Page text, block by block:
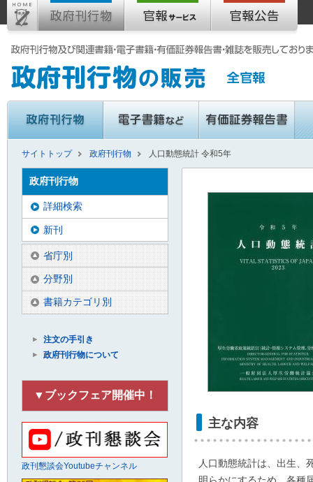
サイトトップ 政府刊行物 人口動態統計 令和5年
主な内容
人口動態統計は、出生、
政府刊行物
詳細検索
新刊
省庁別
分野別
書籍カテゴリ別
注文の手引き
政府刊行物について
▼ブックフェア開催中！
政刊懇談会Youtubeチャンネル